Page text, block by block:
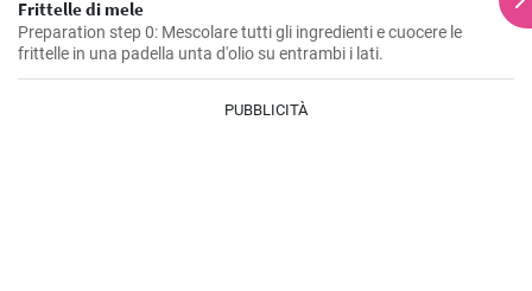
Frittelle di mele
Preparation step 0: Mescolare tutti gli ingredienti e cuocere le
frittelle in una padella unta d'olio su entrambi i lati.
PUBBLICITÀ